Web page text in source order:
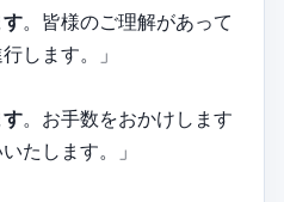
。皆様のご理解があって
します。」
。お手数をおかけします
たします。」